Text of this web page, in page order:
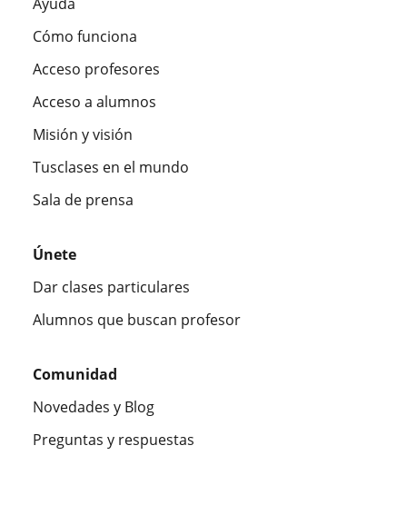
Ayuda
Cómo funciona
Acceso profesores
Acceso a alumnos
Misión y visión
Tusclases en el mundo
Sala de prensa
Únete
Dar clases particulares
Alumnos que buscan profesor
Comunidad
Novedades y Blog
Preguntas y respuestas